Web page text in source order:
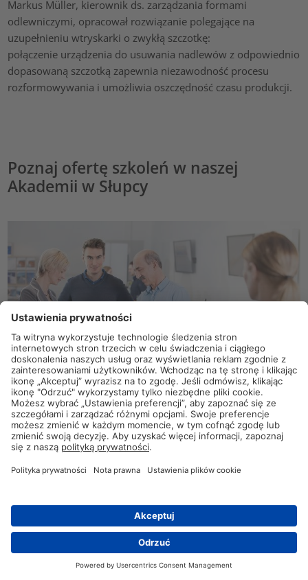
Markus Müller, kierownik ds. zarządzania formami
odlewniczymi, opracował rozwiązanie polegające na
uzupełnieniu wtryskarki o zwykłą szczotkę:
połączenie urządzenia do usuwania nadlewów z odpowiednio
dopasowaną szczotką zapewnia niezawodność procesu
rozformowywania i umożliwia oszczędność czasu produkcji.
Poznaj ofertę szkoleń w naszej
Akademii w Słupcy
Jeżeli interesuje Cię konkretne szkolenie w ramach danego
rynku czy produktu, skontaktuj się z nami, korzystając z
poniższego formularza.
podzielą się z Tobą wiedzą na temat efektywnego zarządzania
okablowaniem.
Kontakt